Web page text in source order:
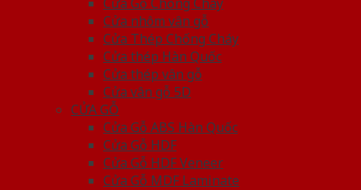
Cửa nhôm vân gỗ
Cửa Thép Chống Cháy
Cửa thép Hàn Quốc
Cửa thép vân gỗ
Cửa vân gỗ 5D
CỬA GỖ
Cửa Gỗ ABS Hàn Quốc
Cửa Gỗ HDF
Cửa Gỗ HDF Veneer
Cửa Gỗ MDF Laminate